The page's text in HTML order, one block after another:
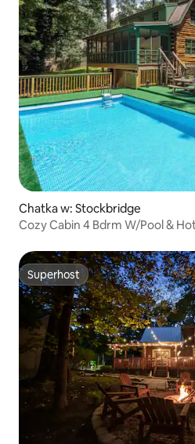
Chatka w: Stockbridge
Cozy Cabin 4 Bdrm W/Pool &
Superhost
Superhost